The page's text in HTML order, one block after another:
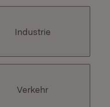
Industrie
Verkehr